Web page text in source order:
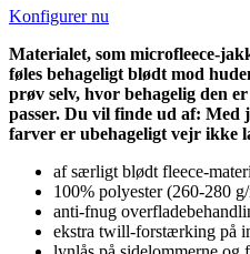
Konfigurer nu
Materialet, som microfleece-
føles behageligt blødt mod
prøv selv, hvor behagelig den
passer. Du vil finde ud af: Med
farver er ubehageligt vejr ikke
af særligt blødt fleece-
100% polyester (260-280 g/
anti-fnug
ekstra twill-forstærking på